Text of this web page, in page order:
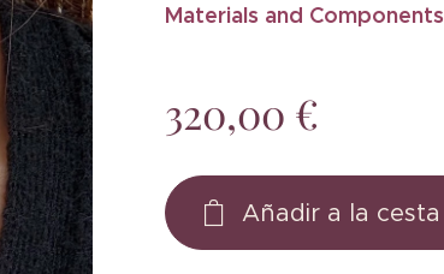
Materials and Components
320,00 €
Añadir a la cesta